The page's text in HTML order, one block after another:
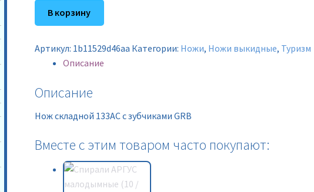
Нож
складной
c
зубчиками
В корзину
Артикул: 1b11529d46aa Категории: Ножи, Ножи выкидные, Туризм
Описание
Описание
Нож складной 133AC c зубчиками GRB
Вместе с этим товаром часто покупают: